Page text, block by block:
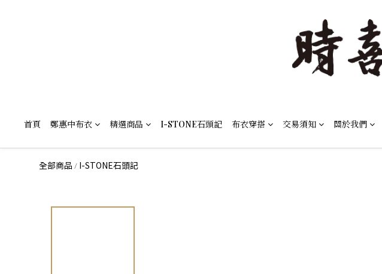
首頁 鄭惠中布衣 精選商品 I-STONE石頭記 布衣穿搭 交易須知 關於我們
全部商品 / I-STONE石頭記